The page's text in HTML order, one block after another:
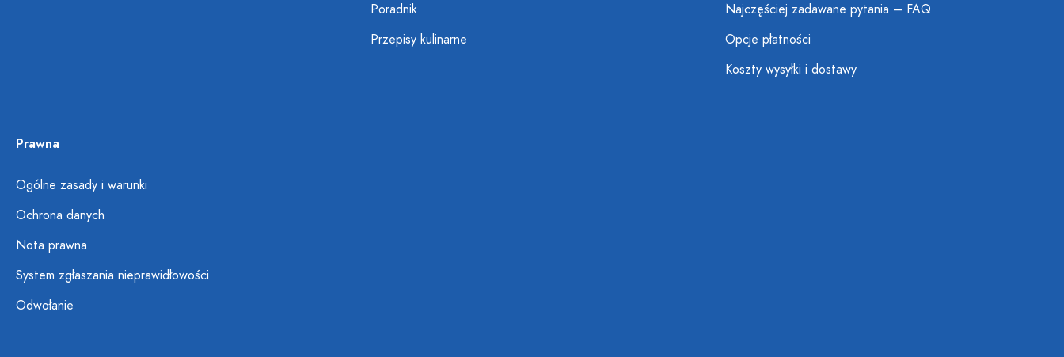
Poradnik
Przepisy kulinarne
Najczęściej zadawane pytania – FAQ
Opcje płatności
Koszty wysyłki i dostawy
Prawna
Ogólne zasady i warunki
Ochrona danych
Nota prawna
System zgłaszania nieprawidłowości
Odwołanie